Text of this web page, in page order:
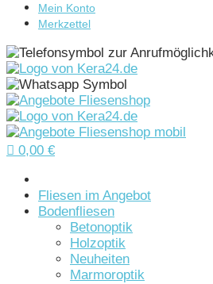
Mein Konto
Merkzettel
 0,00 €
Fliesen im Angebot
Bodenfliesen
Betonoptik
Holzoptik
Neuheiten
Marmoroptik